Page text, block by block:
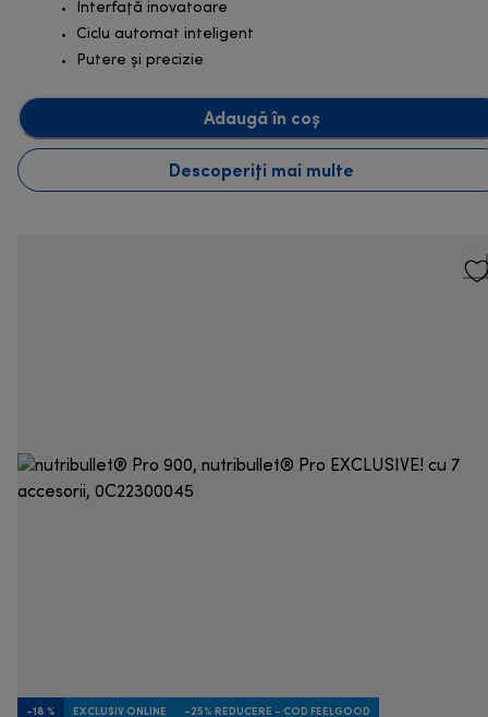
Interfață inovatoare
Ciclu automat inteligent
Putere și precizie
Adaugă în coș
Descoperiți mai multe
-18 % EXCLUSIV ONLINE -25% REDUCERE - COD FEELGOOD